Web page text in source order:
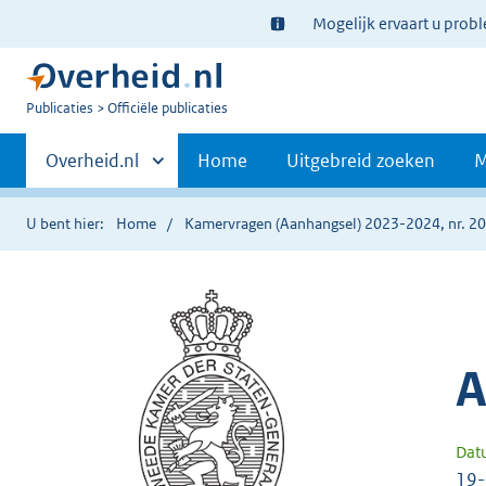
Ter
informatie:
Mogelijk ervaart u
U
Publicaties Officiële publicaties
Primaire
navigatie
Andere
sites
binnen
Overheid.nl Home Uitgebreid zoeken
U bent hier: Home Kamervragen (Aanhangsel) 2023-2024, nr.